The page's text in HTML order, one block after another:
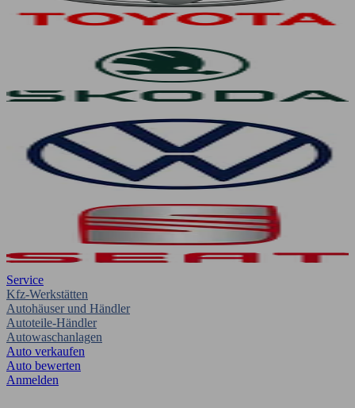
Service
Kfz-Werkstätten
Autohäuser und Händler
Autoteile-Händler
Autowaschanlagen
Auto verkaufen
Auto bewerten
Anmelden